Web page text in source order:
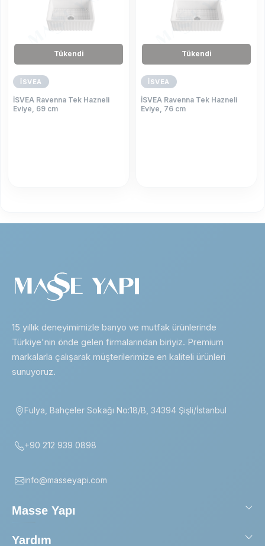
Tükendi
İSVEA
İSVEA Ravenna Tek Hazneli
Eviye, 69 cm
Tükendi
İSVEA
İSVEA Ravenna Tek Hazneli
Eviye, 76 cm
15 yıllık deneyimimizle banyo ve mutfak ürünlerinde
Türkiye'nin önde gelen firmalarından biriyiz. Premium
markalarla çalışarak müşterilerimize en kaliteli ürünleri
sunuyoruz.
Fulya, Bahçeler Sokağı No:18/B, 34394 Şişli/İstanbul
+90 212 939 0898
info@masseyapi.com
Masse Yapı
Yardım